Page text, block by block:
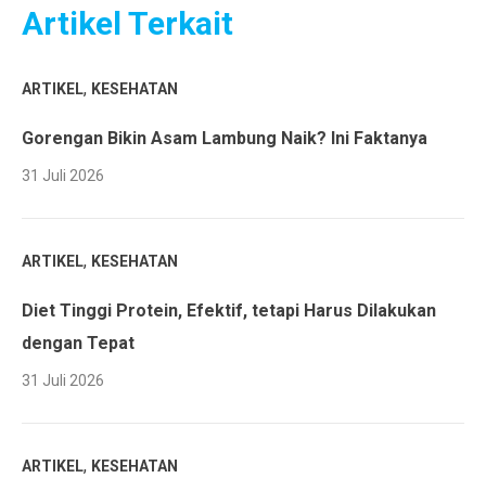
Artikel Terkait
ARTIKEL, KESEHATAN
Gorengan Bikin Asam Lambung Naik? Ini Faktanya
31 Juli 2026
ARTIKEL, KESEHATAN
Diet Tinggi Protein, Efektif, tetapi Harus Dilakukan
dengan Tepat
31 Juli 2026
ARTIKEL, KESEHATAN